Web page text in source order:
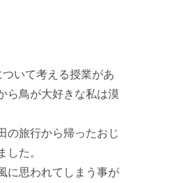
いて考える授業があ
ら鳥が大好きな私は漠
の旅行から帰ったおじ
した。
に思われてしまう事が